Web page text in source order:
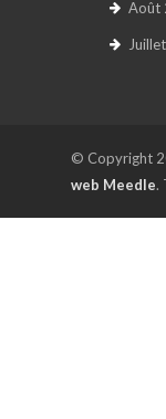
Août
© Copyright
web Meedle.